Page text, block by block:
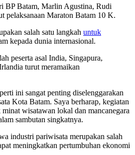
BP Batam, Marlin Agustina, Rudi
pelaksanaan Maraton Batam 10 K.
salah satu langkah untuk
kepada dunia internasional.
peserta asal India, Singapura,
turut meramaikan
ini sangat penting diselenggarakan
Kota Batam. Saya berharap, kegiatan
wisatawan lokal dan mancanegara
sambutan singkatnya.
industri pariwisata merupakan salah
meningkatkan pertumbuhan ekonomi